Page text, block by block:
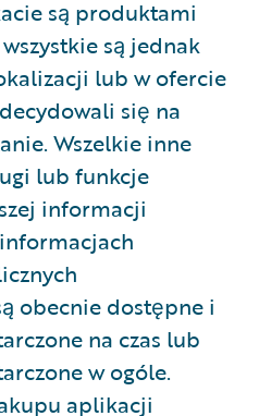
są produktami
są jednak
lub w ofercie
się na
Wszelkie inne
lub funkcje
informacji
obecnie dostępne i
na czas lub
w ogóle.
aplikacji